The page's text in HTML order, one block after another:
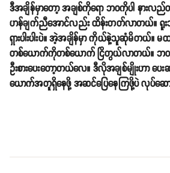
ဒီအချိန်မှာတော့ အချစ်ကိုရော ဘဝကိုပါ နားလည်
ဟန်ချက်ညီအောင်လည်း ထိန်းတတ်လာတယ်။ ရူ
ရှားပါးပါးပဲ။ အဲ့အချိန်မှာ ကိုယ်နဲ့သူဆုံမိတယ်။
တစ်ယောက်ကိုတစ်ယောက် ငြိတွယ်လာတယ်။ ဘ
ဦးစားပေးတော့တယ်လေ။ ဒီလိုအချစ်မျိုးဟာ
ယောက်အတူရှိနေဖို့ အဆင်ပြေနေကြဖို့ပဲ လုပ်ဆော